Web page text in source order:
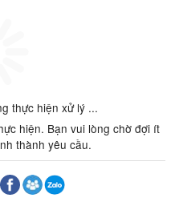
thực hiện xử lý ...
hiện. Bạn vui lòng chờ đợi ít
thành yêu cầu.